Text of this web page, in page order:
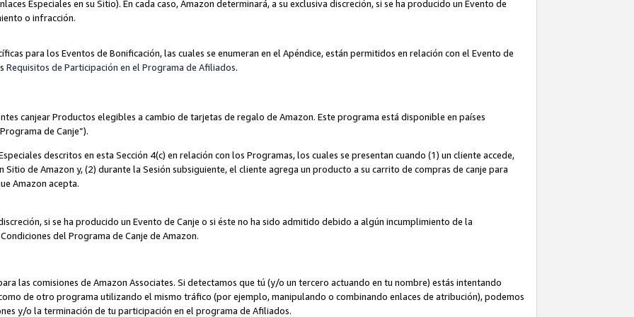
Especiales en su Sitio). En cada caso, Amazon determinará, a su exclusiva discreción, si se ha producido un Evento de
o infracción.
para los Eventos de Bonificación, las cuales se enumeran en el Apéndice, están permitidos en relación con el Evento de
Requisitos de Participación en el Programa de Afiliados.
canjear Productos elegibles a cambio de tarjetas de regalo de Amazon. Este programa está disponible en países
de Canje”).
descritos en esta Sección 4(c) en relación con los Programas, los cuales se presentan cuando (1) un cliente accede,
Sitio de Amazon y, (2) durante la Sesión subsiguiente, el cliente agrega un producto a su carrito de compras de canje para
Amazon acepta.
si se ha producido un Evento de Canje o si éste no ha sido admitido debido a algún incumplimiento de la
del Programa de Canje de Amazon.
las comisiones de Amazon Associates. Si detectamos que tú (y/o un tercero actuando en tu nombre) estás intentando
de otro programa utilizando el mismo tráfico (por ejemplo, manipulando o combinando enlaces de atribución), podemos
y/o la terminación de tu participación en el programa de Afiliados.